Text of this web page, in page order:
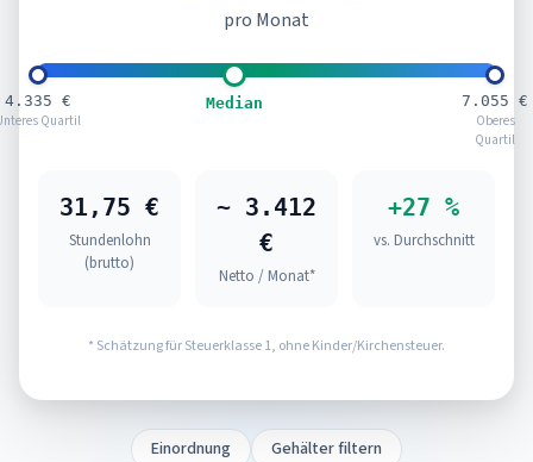
pro Monat
4.335 €
Quartil
Median
7.055 €
Oberes
Quartil
31,75 €
Stundenlohn
(brutto)
~ 3.412
€
Netto / Monat*
+27 %
vs. Durchschnitt
* Schätzung für Steuerklasse 1, ohne Kinder/Kirchensteuer.
Einordnung Gehälter filtern